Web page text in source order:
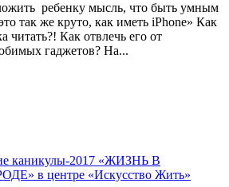
ребенку мысль, что быть умным
так же круто, как иметь iPhone» Как
читать?! Как отвлечь его от
гаджетов? На...
каникулы-2017 «ЖИЗНЬ В
в центре «Искусство Жить»